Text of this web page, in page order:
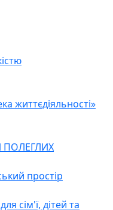
життєдіяльності»
ПОЛЕГЛИХ
простір
сім'ї, дітей та